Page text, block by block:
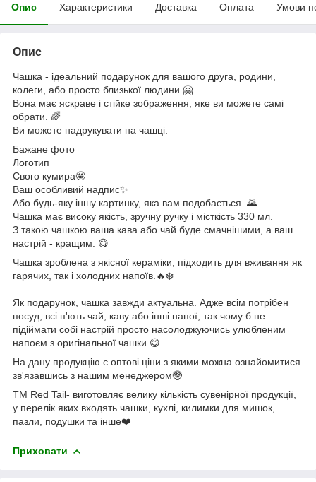
Опис Характеристики Доставка Оплата Умови
Опис
Чашка - ідеальний подарунок для вашого друга, родини,
колеги, або просто близької людини.🤗
Вона має яскраве і стійке зображення, яке ви можете самі
обрати. 🌈
Ви можете надрукувати на чашці:
Бажане фото
Логотип
Свого кумира🤩
Ваш особливий надпис✨
Або будь-яку іншу картинку, яка вам подобається. 🌄
Чашка має високу якість, зручну ручку і місткість 330 мл.
З такою чашкою ваша кава або чай буде смачнішими, а ваш
настрій - кращим. 😋
Чашка зроблена з якісної кераміки, підходить для вживання як
гарячих, так і холодних напоїв.🔥❄️
Як подарунок, чашка завжди актуальна. Адже всім потрібен
посуд, всі п'ють чай, каву або інші напої, так чому б не
підіймати собі настрій просто насолоджуючись улюбленим
напоєм з оригінальної чашки.😋
На дану продукцію є оптові ціни з якими можна ознайомитися
зв'язавшись з нашим менеджером🤓
ТМ Red Tail- виготовляє велику кількість сувенірної продукції,
у перелік яких входять чашки, кухлі, килимки для мишок,
пазли, подушки та інше❤️
Приховати